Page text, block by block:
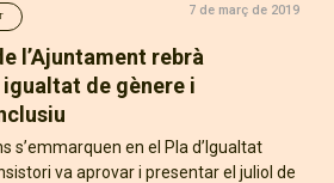
7 de març de 2019
l’Ajuntament rebrà
de gènere i
s’emmarquen en el Pla d’Igualtat
va aprovar i presentar el juliol de